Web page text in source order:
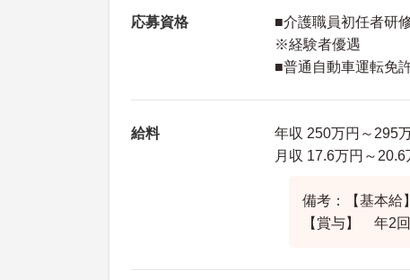
応募資格
■介護職員初任者研
※経験者優遇
■普通自動車運転免
給料
年収 250万円～295
月収 17.6万円～20.6
備考：【基本給
【賞与】 年2